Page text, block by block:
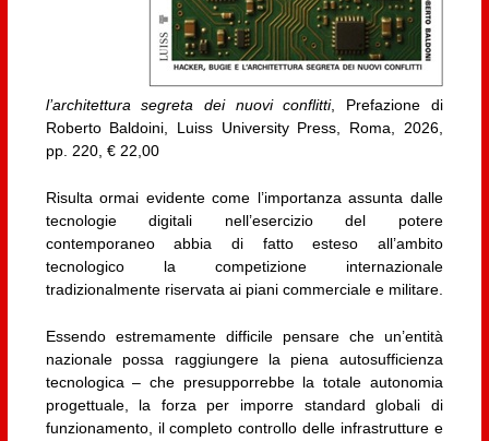
l’architettura segreta dei nuovi conflitti, Prefazione di
Roberto Baldoini, Luiss University Press, Roma, 2026,
pp. 220, € 22,00
Risulta ormai evidente come l’importanza assunta dalle
tecnologie digitali nell’esercizio del potere
contemporaneo abbia di fatto esteso all’ambito
tecnologico la competizione internazionale
tradizionalmente riservata ai piani commerciale e militare.
Essendo estremamente difficile pensare che un’entità
nazionale possa raggiungere la piena autosufficienza
tecnologica – che presupporrebbe la totale autonomia
progettuale, la forza per imporre standard globali di
funzionamento, il completo controllo delle infrastrutture e